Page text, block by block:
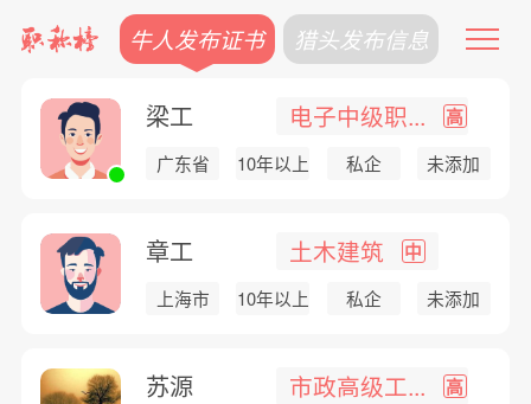
牛人发布证书 猎头发布信息
梁工 电子中级职... 高
广东省 10年以上 私企 未添加
章工 土木建筑 中
上海市 10年以上 私企 未添加
苏源 市政高级工... 高